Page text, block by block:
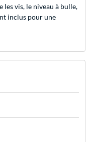
les vis, le niveau à bulle,
inclus pour une